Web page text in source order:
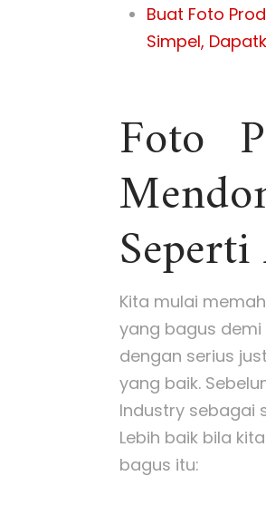
Buat Foto
Simpel,
Foto
Kita mulai
yang bagus demi
dengan serius
yang baik.
Industry sebagai
Lebih baik bila
bagus itu: